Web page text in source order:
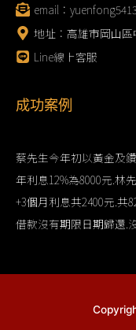
email：
地址：高雄市岡山區
Line線上客服
成功案例
蔡先生今年初以黃金及
年利息12%為8000元.林
+3個月利息共2400元.共
借款沒有期限日期歸還.